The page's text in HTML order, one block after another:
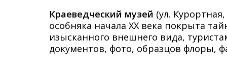
Краеведческий музей (ул.
особняка начала XX века покрыта
изысканного внешнего вида,
документов, фото, образцов флоры,